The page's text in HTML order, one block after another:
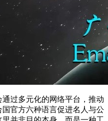
过多元化的网络平台，推动
官方六种语言促进名人与公